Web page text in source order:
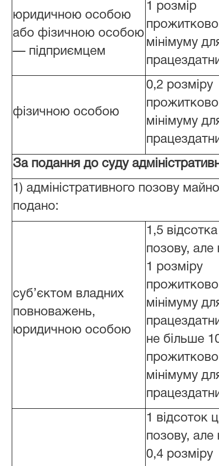
юридичною особою
або фізичною особою
— підприємцем
1 розмір
мінімуму
фізичною особою
0,2 розміру
мінімуму
За подання до суду
1) адміністративного позову
подано:
суб’єктом владних
повноважень,
юридичною особою
1,5
позову,
1 розміру
мінімуму
не більше
мінімуму
1 відсоток
позову,
0,4 розміру